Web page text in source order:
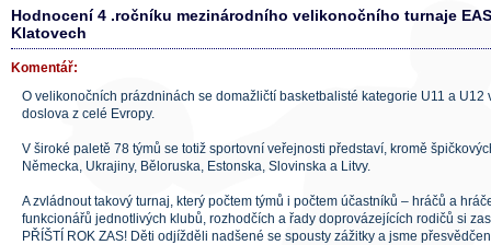
Hodnocení 4 .ročníku mezinárodního velikonočního turnaje
Klatovech
Komentář:
O velikonočních prázdninách se domažličtí basketbalisté kategorie U11 a U12
doslova z celé Evropy.
V široké paletě 78 týmů se totiž sportovní veřejnosti představí, kromě
Německa, Ukrajiny, Běloruska, Estonska, Slovinska a Litvy.
A zvládnout takový turnaj, který počtem týmů i počtem účastníků – hráčů a
funkcionářů jednotlivých klubů, rozhodčích a řady doprovázejících rodičů si
PŘÍŠTÍ ROK ZAS! Děti odjížděli nadšené se spousty zážitky a jsme